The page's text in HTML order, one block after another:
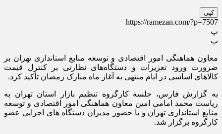
کپی
https://ramezan.com/?p=7507
پ
پ
معاون هماهنگی امور اقتصادی و توسعه منابع استانداری تهران بر
ضرورت ورود تعزیرات و دستگاه‌های نظارتی بر کنترل قیمت
کالاهای اساسی در ایام منتهی به آغاز ماه مبارک رمضان تأکید کرد.
به گزارش فارس، جلسه کارگروه تنظیم بازار استان تهران به
ریاست محمد امامی امین معاون هماهنگی امور اقتصادی و توسعه
منابع استانداری تهران و با حضور مدیران دستگاه های اجرایی عضو
کارگروه برگزار شد.